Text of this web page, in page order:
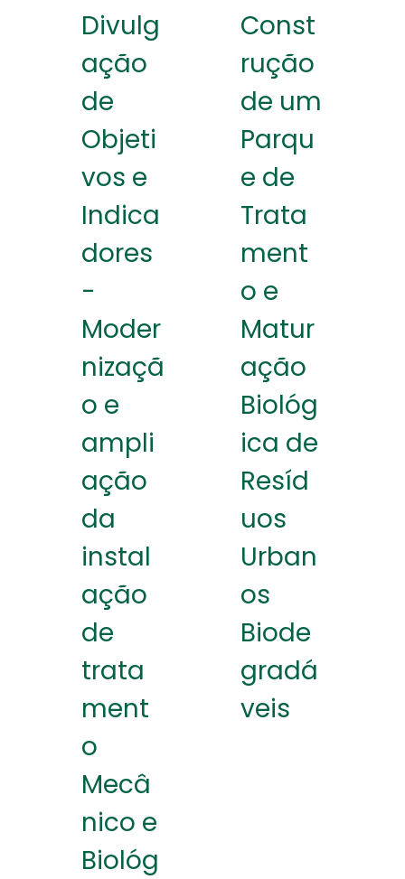
Divulg
ação
de
Objeti
vos e
Indica
dores
-
Moder
nizaçã
o e
ampli
ação
da
instal
ação
de
trata
ment
o
Mecâ
nico e
Biológ
Const
rução
de um
Parqu
e de
Trata
ment
o e
Matur
ação
Biológ
ica de
Resíd
uos
Urban
os
Biode
gradá
veis